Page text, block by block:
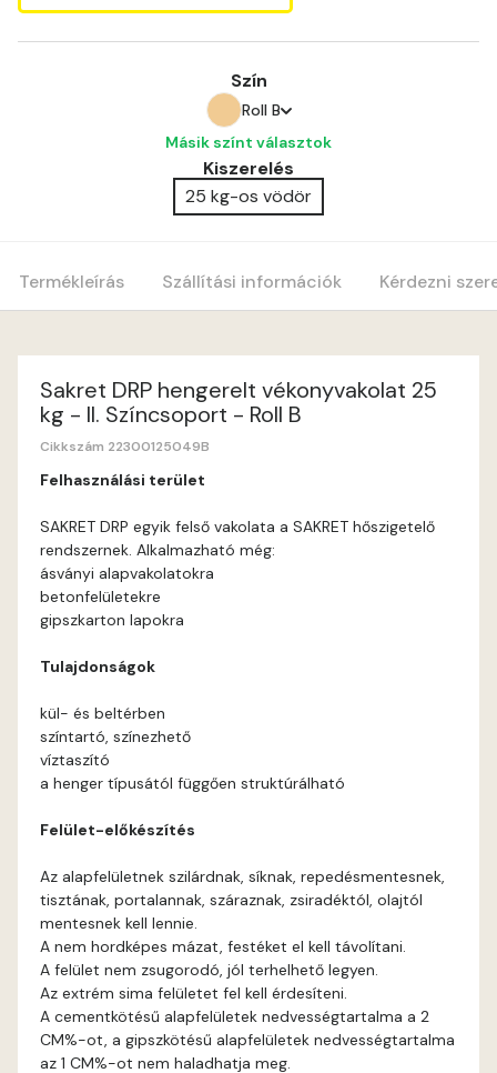
Szín
Roll B
Amber C
Amber D
Anticred D
Apple D
Ash B
Basalt C
Basalt D
Blood-orange C
Másik színt választok
Kiszerelés
25 kg-os vödör
Termékleírás Szállítási információk Kérdezni
Sakret DRP hengerelt vékonyvakolat 25
kg - II. Színcsoport - Roll B
Cikkszám 22300125049B
Felhasználási terület
SAKRET DRP egyik felső vakolata a SAKRET hőszigetelő
rendszernek. Alkalmazható még:
ásványi alapvakolatokra
betonfelületekre
gipszkarton lapokra
Tulajdonságok
kül- és beltérben
színtartó, színezhető
víztaszító
a henger típusától függően struktúrálható
Felület-előkészítés
Az alapfelületnek szilárdnak, síknak, repedésmentesnek,
tisztának, portalannak, száraznak, zsiradéktól, olajtól
mentesnek kell lennie.
A nem hordképes mázat, festéket el kell távolítani.
A felület nem zsugorodó, jól terhelhető legyen.
Az extrém sima felületet fel kell érdesíteni.
A cementkötésű alapfelületek nedvességtartalma a 2
CM%-ot, a gipszkötésű alapfelületek nedvességtartalma
az 1 CM%-ot nem haladhatja meg.